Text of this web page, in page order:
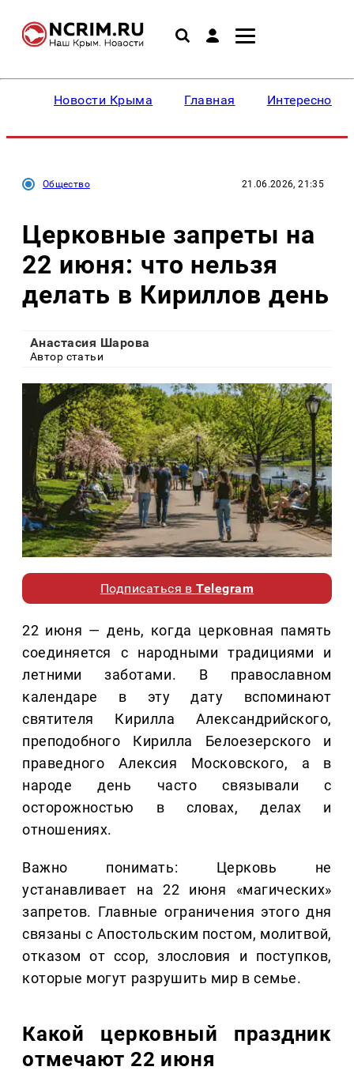
Новости Крыма Главная Интересное
Общество 21.06.2026, 21:35
Церковные запреты на
22 июня: что нельзя
делать в Кириллов день
Анастасия Шарова
Автор статьи
Подписаться вTelegram
22 июня — день, когда церковная память
соединяется с народными традициями и
летними заботами. В православном
календаре в эту дату вспоминают
святителя Кирилла Александрийского,
преподобного Кирилла Белоезерского и
праведного Алексия Московского, а в
народе день часто связывали с
осторожностью в словах, делах и
отношениях.
Важно понимать: Церковь не
устанавливает на 22 июня «магических»
запретов. Главные ограничения этого дня
связаны с Апостольским постом, молитвой,
отказом от ссор, злословия и поступков,
которые могут разрушить мир в семье.
Какой церковный праздник
отмечают 22 июня